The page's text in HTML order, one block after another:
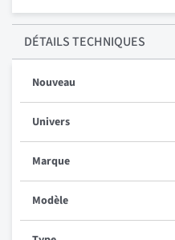
DÉTAILSTECHNIQUES
Nouveau
Univers
Marque
Modèle